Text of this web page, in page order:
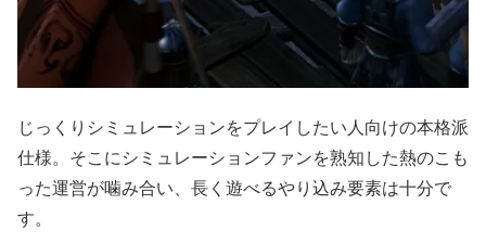
じっくりシミュレーションをプレイしたい人向けの本格派
仕様。そこにシミュレーションファンを熟知した熱のこも
った運営が噛み合い、長く遊べるやり込み要素は十分で
す。